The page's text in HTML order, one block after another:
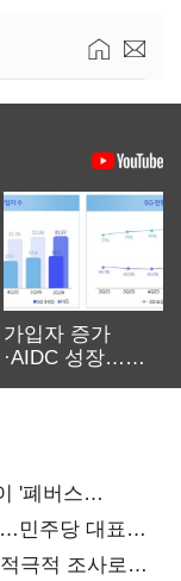
가입자 증가
·AIDC 성장…
'폐버스
민주당 대표로
극적 조사로